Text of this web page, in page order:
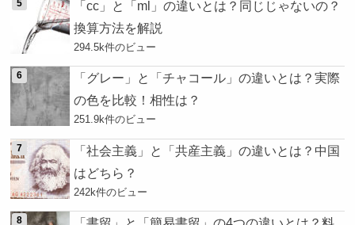
「cc」と「ml」の違いとは？同じじゃないの？
換算方法を解説
294.5k件のビュー
「グレー」と「チャコール」の違いとは？実際
の色を比較！相性は？
251.9k件のビュー
「社会主義」と「共産主義」の違いとは？中国
はどちら？
242k件のビュー